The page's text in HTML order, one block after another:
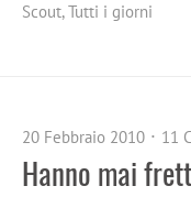
Scout,Tutti i giorni
20 Febbraio 2010 11
Hanno mai